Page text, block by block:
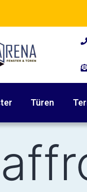
Türen